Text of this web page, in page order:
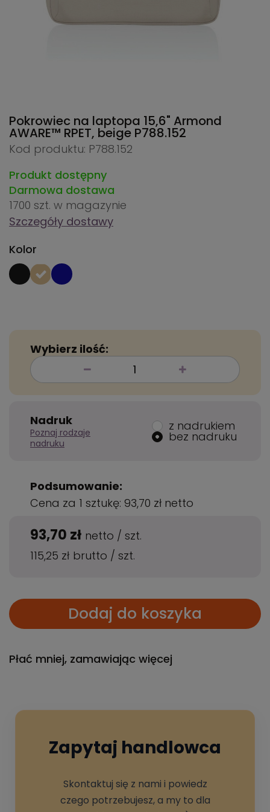
Pokrowiec na laptopa 15,6" Armond
AWARE™ RPET, beige P788.152
Kod produktu: P788.152
Produkt dostępny
Darmowa dostawa
1700 szt. w magazynie
Szczegóły dostawy
Kolor
Wybierz ilość:
Nadruk
Poznaj rodzaje
nadruku
z nadrukiem
bez nadruku
Podsumowanie:
Cena za 1 sztukę: 93,70 zł netto
93,70 zł netto / szt.
115,25 zł brutto / szt.
Dodaj do koszyka
Płać mniej, zamawiając więcej
Zapytaj handlowca
Skontaktuj się z nami i powiedz
czego potrzebujesz, a my to dla